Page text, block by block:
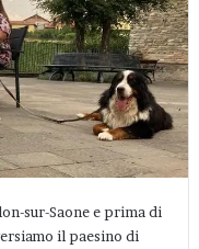
sur-Saone e prima di
il paesino di